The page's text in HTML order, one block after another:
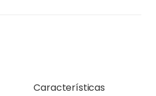
Características